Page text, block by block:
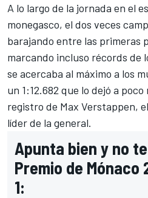
A lo largo de la jornada en el
monegasco, el dos veces
barajando entre las primeras
marcando incluso récords de
se acercaba al máximo a los
un 1:12.682 que lo dejó a
registro de Max Verstappen,
líder de la general.
Apunta bien y no
Premio de Mónaco
1: